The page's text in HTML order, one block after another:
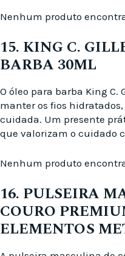
Nenhum produto
15. KING C.
BARBA 30ML
O óleo para barba King C.
manter os fios
cuidada. Um presente
que valorizam o cuidado
Nenhum produto
16. PULSEIRA
COURO
ELEMENTOS